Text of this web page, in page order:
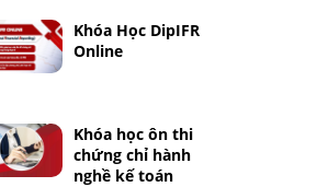
Khóa Học DipIFR
Online
Khóa học ôn thi
chứng chỉ hành
nghề kế toán